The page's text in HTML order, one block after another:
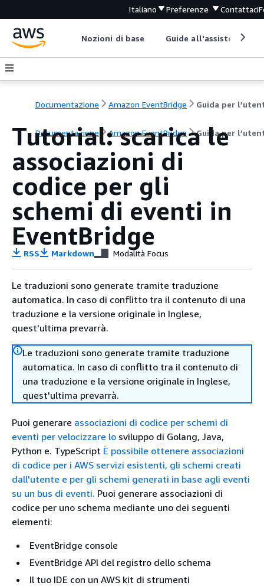
Italiano Preferenze Contattaci
Nozioni di base Guide all'assistenza
Documentazione Amazon EventBridge Guida per
Documentazione Amazon EventBridge Guida per
Tutorial: scarica le
associazioni di
codice per gli
schemi di eventi in
EventBridge
RSS Markdown Modalità Focus
Le traduzioni sono generate tramite traduzione
automatica. In caso di conflitto tra il contenuto di una
traduzione e la versione originale in Inglese,
quest'ultima prevarrà.
Le traduzioni sono generate tramite traduzione
automatica. In caso di conflitto tra il contenuto di
una traduzione e la versione originale in Inglese,
quest'ultima prevarrà.
Puoi generare associazioni di codice per schemi di
eventi per velocizzare lo sviluppo di Golang, Java,
Python e. TypeScript È possibile ottenere associazioni
di codice per i AWS servizi esistenti, gli schemi creati
dall'utente e per gli schemi generati in base agli eventi
su un bus di eventi. Puoi generare associazioni di
codice per uno schema mediante uno dei seguenti
elementi:
EventBridge console
EventBridge API del registro dello schema
Il tuo IDE con un AWS kit di strumenti